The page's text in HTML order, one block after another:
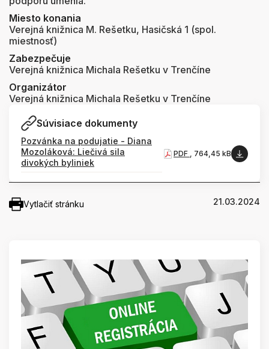
Miesto konania
Verejná knižnica M. Rešetku, Hasičská 1 (spol.
miestnosť)
Zabezpečuje
Verejná knižnica Michala Rešetku v Trenčíne
Organizátor
Verejná knižnica Michala Rešetku v Trenčíne
Súvisiace dokumenty
Pozvánka na podujatie - Diana
Mozoláková: Liečivá sila
divokých byliniek
PDF , 764,45 kB
Vytlačiť stránku 21.03.2024